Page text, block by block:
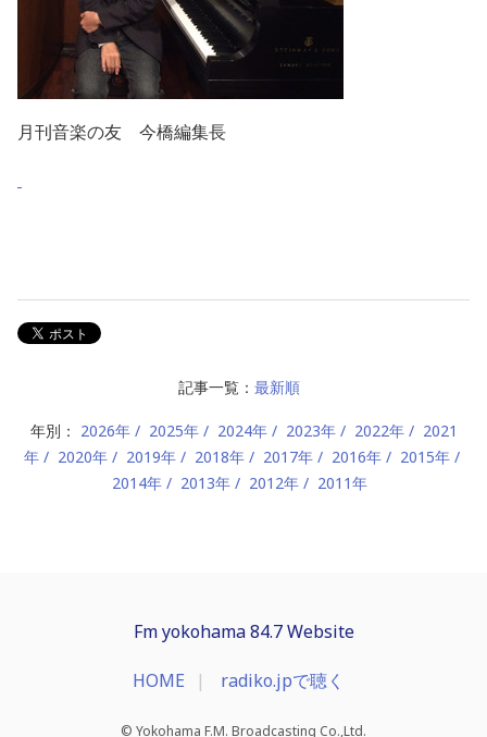
月刊音楽の友 今橋編集長
記事一覧： 最新順
年別： 2026年 2025年 2024年 2023年 2022年
2021
年
2020年 2019年 2018年 2017年 2016年
2015年
2014年
2013年 2012年 2011年
Fm yokohama 84.7 Website
HOME radiko.jpで聴く
© Yokohama F.M. Broadcasting Co.,Ltd.